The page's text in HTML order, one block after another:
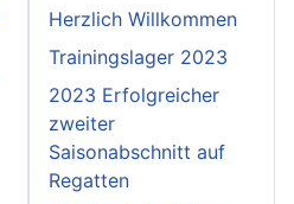
Herzlich Willkommen
Trainingslager 2023
2023 Erfolgreicher
zweiter
Saisonabschnitt auf
Regatten